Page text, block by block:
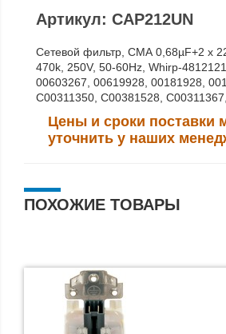
Артикул: CAP212UN
Сетевой фильтр, СМА 0,68µF+2 x
470k, 250V, 50-60Hz, Whirp-
00603267, 00619928, 00181928,
C00311350, C00381528,
Цены и сроки поставки
уточнить у наших
ПОХОЖИЕ ТОВАРЫ